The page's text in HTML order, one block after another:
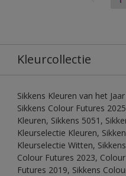
Kleurcollectie
Sikkens Kleuren van het
Sikkens Colour Futures
Kleuren, Sikkens 5051,
Kleurselectie Kleuren,
Kleurselectie Witten,
Colour Futures 2023,
Futures 2019, Sikkens